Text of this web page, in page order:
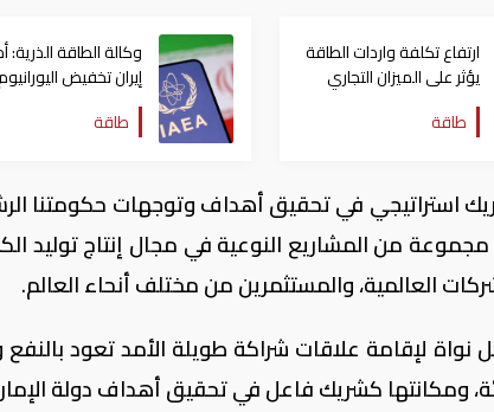
ارتفاع تكلفة واردات الطاقة
يؤثر على الميزان التجاري
الإيطالي
طاقة
وكالة الطاقة الذرية:
إيران تخفيض
نقله للخارج
طاقة
شريك استراتيجي في تحقيق أهداف وتوجهات حكومتنا
من المشاريع النوعية في مجال إنتاج توليد
العالمية، والمستثمرين من مختلف أنحاء العالم.
لإقامة علاقات شراكة طويلة الأمد تعود بالنفع
ومكانتها كشريك فاعل في تحقيق أهداف دولة